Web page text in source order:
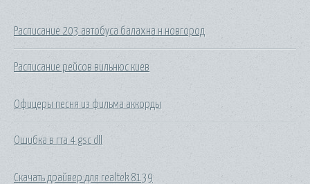
Расписание 203 автобуса балахна н новгород
Расписание рейсов вильнюс киев
Офицеры песня из фильма аккорды
Ошибка в гта 4 gsc dll
Скачать драйвер для realtek 8139